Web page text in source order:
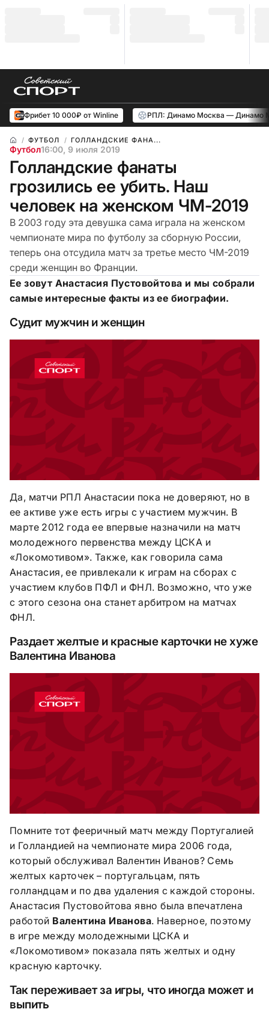
Фрибет 10 000₽ от Winline РПЛ: Динамо Москва — Динамо
ФУТБОЛ ГОЛЛАНДСКИЕ ФАНА...
Футбол16:00, 9 июля 2019
Голландские фанаты
грозились ее убить. Наш
человек на женском ЧМ-2019
В 2003 году эта девушка сама играла на женском
чемпионате мира по футболу за сборную России,
теперь она отсудила матч за третье место ЧМ-2019
среди женщин во Франции.
Ее зовут Анастасия Пустовойтова и мы собрали
самые интересные факты из ее биографии.
Судит мужчин и женщин
Да, матчи РПЛ Анастасии пока не доверяют, но в
ее активе уже есть игры с участием мужчин. В
марте 2012 года ее впервые назначили на матч
молодежного первенства между ЦСКА и
«Локомотивом». Также, как говорила сама
Анастасия, ее привлекали к играм на сборах с
участием клубов ПФЛ и ФНЛ. Возможно, что уже
с этого сезона она станет арбитром на матчах
ФНЛ.
Раздает желтые и красные карточки не хуже
Валентина Иванова
Помните тот фееричный матч между Португалией
и Голландией на чемпионате мира 2006 года,
который обслуживал Валентин Иванов? Семь
желтых карточек – португальцам, пять
голландцам и по два удаления с каждой стороны.
Анастасия Пустовойтова явно была впечатлена
работой Валентина Иванова. Наверное, поэтому
в игре между молодежными ЦСКА и
«Локомотивом» показала пять желтых и одну
красную карточку.
Так переживает за игры, что иногда может и
выпить